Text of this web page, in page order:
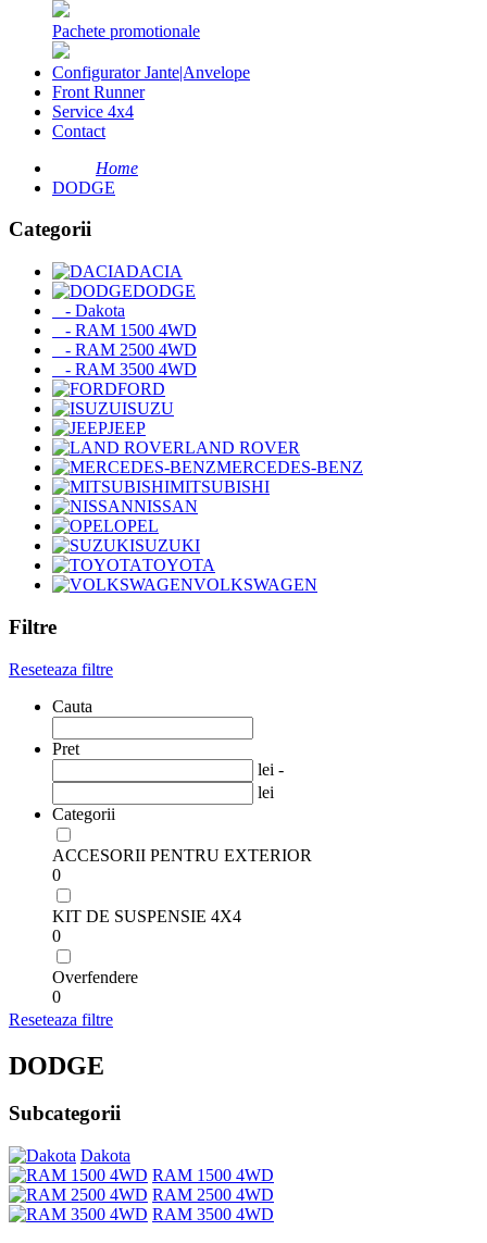
Pachete promotionale
Configurator Jante|Anvelope
Front Runner
Service 4x4
Contact
Home
DODGE
Categorii
DACIA
DODGE
- Dakota
- RAM 1500 4WD
- RAM 2500 4WD
- RAM 3500 4WD
FORD
ISUZU
JEEP
LAND ROVER
MERCEDES-BENZ
MITSUBISHI
NISSAN
OPEL
SUZUKI
TOYOTA
VOLKSWAGEN
Filtre
Reseteaza filtre
Cauta
Pret
lei -
lei
Categorii
ACCESORII PENTRU EXTERIOR
0
KIT DE SUSPENSIE 4X4
0
Overfendere
0
Reseteaza filtre
DODGE
Subcategorii
Dakota
RAM 1500 4WD
RAM 2500 4WD
RAM 3500 4WD